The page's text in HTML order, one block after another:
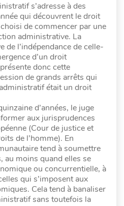
s’adresse à des
qui découvrent le droit
de commencer par une
administrative. La
de l’indépendance de celle-
d’un droit
donc cette
de grands arrêts qui
était un droit
d’années, le juge
aux jurisprudences
(Cour de justice et
de l’homme). En
tend à soumettre
au moins quand elles se
ou concurrentielle, à
qui s’imposent aux
Cela tend à banaliser
sans toutefois la